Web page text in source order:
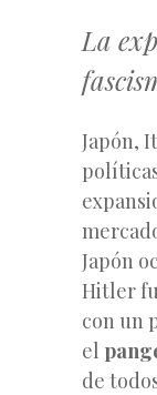
La
Japón,
Japón
Hitler
con un
el
de